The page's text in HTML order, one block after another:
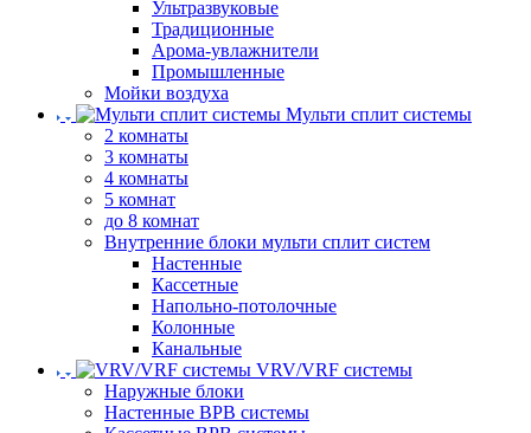
Ультразвуковые
Традиционные
Арома-увлажнители
Промышленные
Мойки воздуха
Мульти сплит системы
2 комнаты
3 комнаты
4 комнаты
5 комнат
до 8 комнат
Внутренние блоки мульти сплит систем
Настенные
Кассетные
Напольно-потолочные
Колонные
Канальные
VRV/VRF системы
Наружные блоки
Настенные ВРВ системы